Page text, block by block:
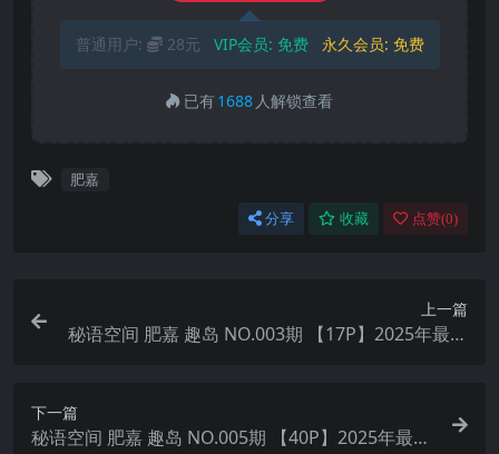
普通用户: 28元 VIP会员: 免费 永久会员: 免费
已有1688 人解锁查看
肥嘉
分享 收藏 点赞(0)
上一篇
秘语空间 肥嘉 趣岛 NO.003期 【17P】2025年最新
下一篇
秘语空间 肥嘉 趣岛 NO.005期 【40P】2025年最新